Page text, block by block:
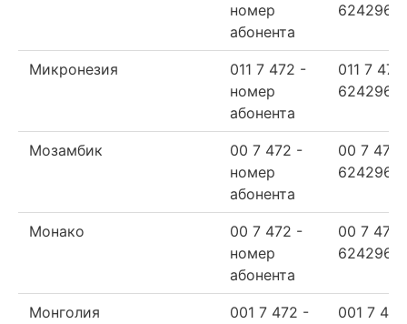
номер
абонента
624296
Микронезия
011 7 472 -
номер
абонента
011 7 472
624296
Мозамбик
00 7 472 -
номер
абонента
00 7 472
624296
Монако
00 7 472 -
номер
абонента
00 7 472
624296
Монголия
001 7 472 -
001 7 472